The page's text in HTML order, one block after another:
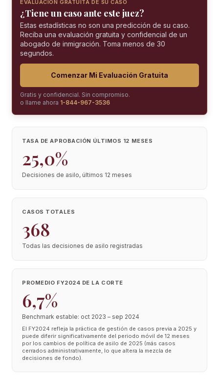
EVALUACIÓN GRATUITA DE SU CASO
¿Tiene un caso ante este juez?
Estas estadísticas no son una predicción de su caso.
Reciba una evaluación gratuita y confidencial de un
abogado de inmigración. Toma menos de 30
segundos.
Comenzar Mi Evaluación Gratuita
Gratis y confidencial. Sin compromiso.
o llame ahora 1-844-967-3536
TASA DE APROBACIÓN ÚLTIMOS 12 MESES
25,0%
Decisiones de asilo, últimos 12 meses
CASOS TOTALES
368
Todas las decisiones de asilo registradas
PROMEDIO FY2024 DE LA CORTE
6,7%
Benchmark estable: oct 2023 – sep 2024
El FY2024 refleja la práctica de gestión de casos previa a 2025 y
puede diferir significativamente del periodo móvil de 12 meses
por los cambios de política de asilo de 2025 (más casos
cerrados administrativamente, lo que altera la mezcla de
decisiones de fondo).